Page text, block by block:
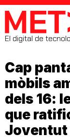
El digital de
Cap
mòbils
dels 16:
que
Joventut